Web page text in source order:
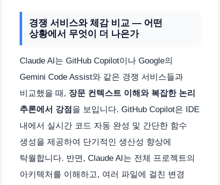
경쟁 서비스와 체감 비교 — 어떤
상황에서 무엇이 더 나은가
Claude AI는 GitHub Copilot이나 Google의
Gemini Code Assist와 같은 경쟁 서비스들과
비교했을 때, 장문 컨텍스트 이해와 복잡한 논리
추론에서 강점 을 보입니다. GitHub Copilot은 IDE
내에서 실시간 코드 자동 완성 및 간단한 함수
생성을 제공하여 단기적인 생산성 향상에
탁월합니다. 반면, Claude AI는 전체 프로젝트의
아키텍처를 이해하고, 여러 파일에 걸친 변경